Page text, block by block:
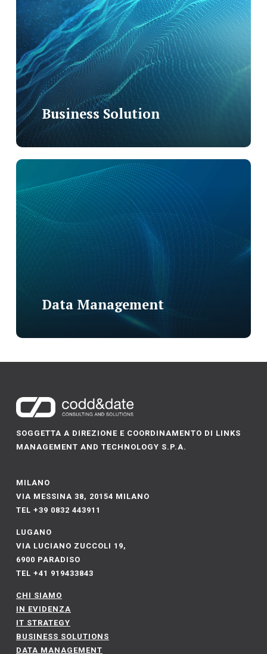
Business Solution
Data Management
SOGGETTA A DIREZIONE E COORDINAMENTO DI LINKS
MANAGEMENT AND TECHNOLOGY S.P.A.
MILANO
VIA MESSINA 38, 20154 MILANO
TEL +39 0832 443911
LUGANO
VIA LUCIANO ZUCCOLI 19,
6900 PARADISO
TEL +41 919433843
CHI SIAMO
IN EVIDENZA
IT STRATEGY​
BUSINESS SOLUTIONS​
DATA MANAGEMENT​